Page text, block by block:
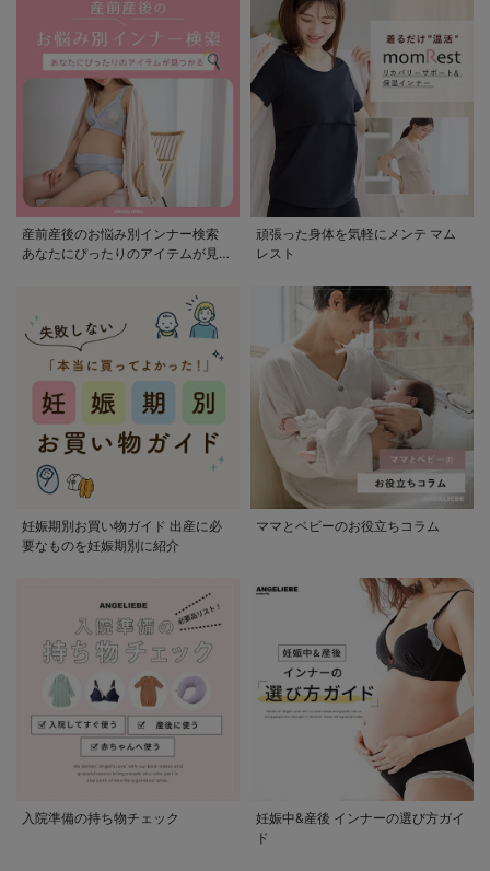
産前産後のお悩み別インナー検索
あなたにぴったりのアイテムが見つ
頑張った身体を気軽にメンテ マム
レスト
妊娠期別お買い物ガイド 出産に必
要なものを妊娠期別に紹介
ママとベビーのお役立ちコラム
入院準備の持ち物チェック
妊娠中&産後 インナーの選び方ガイ
ド